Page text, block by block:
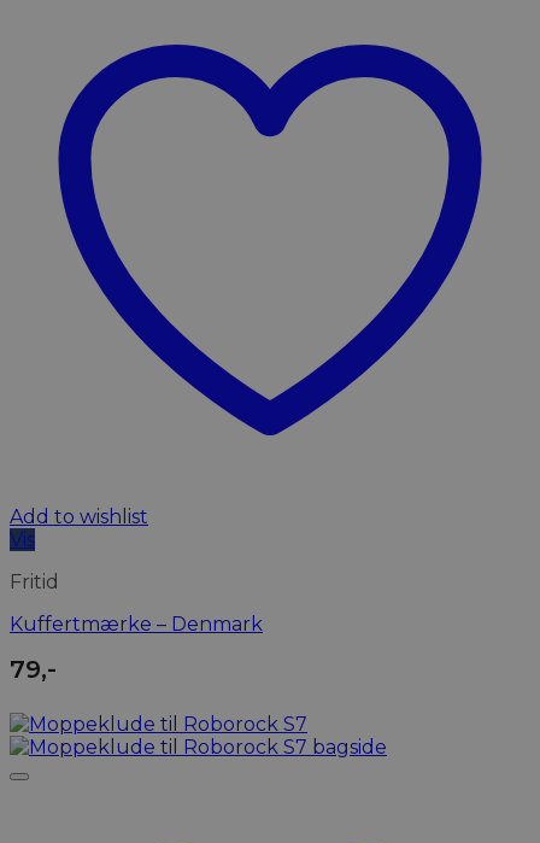
Add to wishlist
Vis
Fritid
Kuffertmærke – Denmark
79,-